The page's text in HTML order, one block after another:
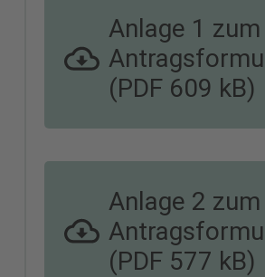
Anlage 1 zum
(PDF 609 kB)
Anlage 2 zum
(PDF 577 kB)